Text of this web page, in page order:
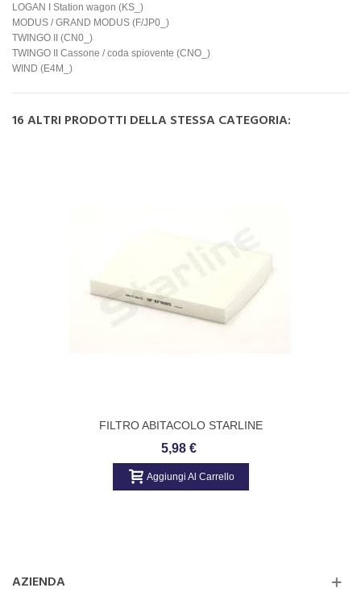
LOGAN I Station wagon (KS_)
MODUS / GRAND MODUS (F/JP0_)
TWINGO II (CN0_)
TWINGO II Cassone / coda spiovente (CNO_)
WIND (E4M_)
16 ALTRI PRODOTTI DELLA STESSA CATEGORIA:
FILTRO ABITACOLO STARLINE
5,98 €
Aggiungi Al Carrello
AZIENDA